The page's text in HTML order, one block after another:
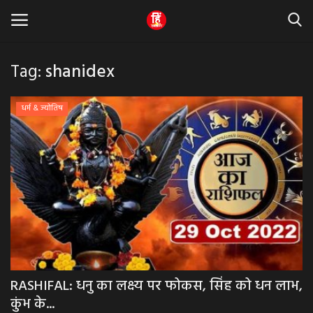
Home
धर्म & ज्योतिष
बड़ी खबर
मध्यप्रदेश
राजस्थान
व्यापार व्यवसाय
राजनीती
Tag: shanidex
धर्म & ज्योतिष
RASHIFAL: धनु का लक्ष्य पर फोकस, सिंह को धन लाभ,
कुंभ के...